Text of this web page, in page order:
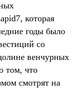
которая
годы было
со
венчурных
том, что
смотрят на